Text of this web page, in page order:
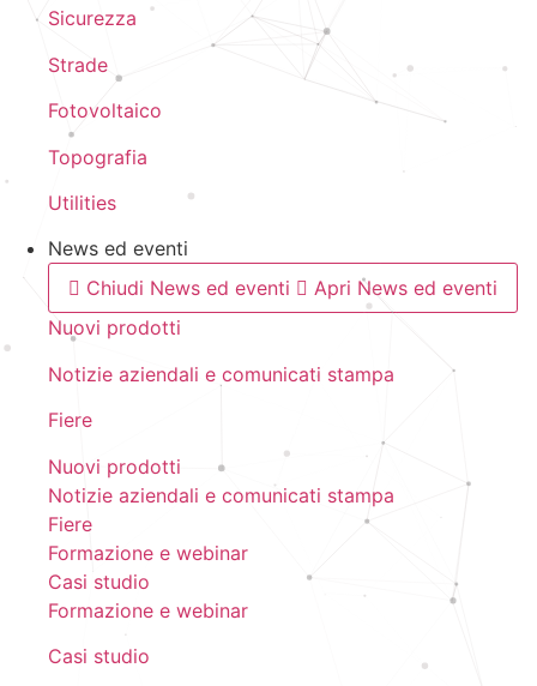
Sicurezza
Strade
Fotovoltaico
Topografia
Utilities
News ed eventi
Chiudi News ed eventi
Apri News ed eventi
Nuovi prodotti
Notizie aziendali e comunicati stampa
Fiere
Nuovi prodotti
Notizie aziendali e comunicati stampa
Fiere
Formazione e webinar
Casi studio
Formazione e webinar
Casi studio